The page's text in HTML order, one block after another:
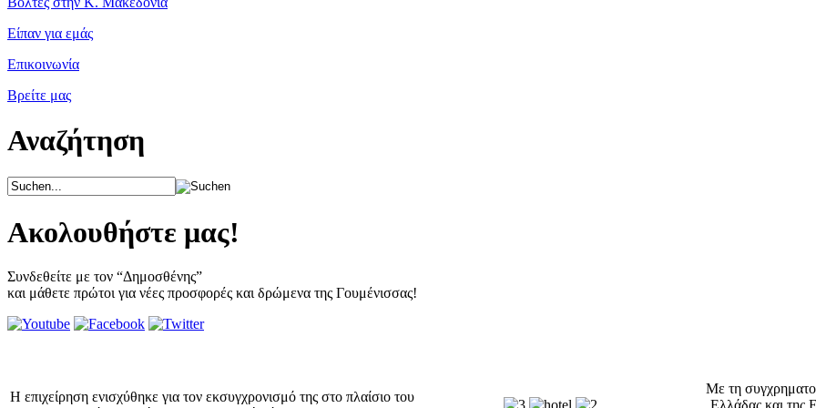
Είπαν για εμάς
Επικοινωνία
Βρείτε μας
Αναζήτηση
Ακολουθήστε μας!
Συνδεθείτε με τον “Δημοσθένης”
και μάθετε πρώτοι για νέες προσφορές και δρώμενα της Γουμένισσας!
Η επιχείρηση ενισχύθηκε για τον εκσυγχρονισμό της στο πλαίσιο του
Με τη